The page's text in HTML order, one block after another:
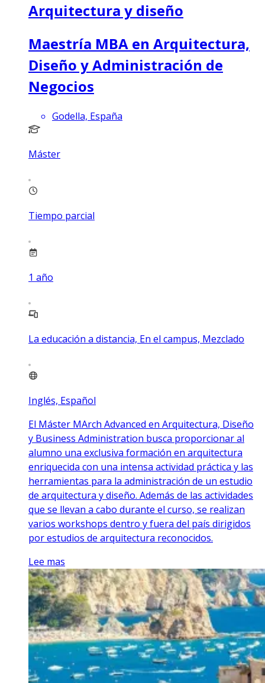
Arquitectura y diseño
Maestría MBA en Arquitectura,
Diseño y Administración de
Negocios
Godella, España
Máster
Tiempo parcial
1 año
La educación a distancia, En el campus, Mezclado
Inglés, Español
El Máster MArch Advanced en Arquitectura, Diseño
y Business Administration busca proporcionar al
alumno una exclusiva formación en arquitectura
enriquecida con una intensa actividad práctica y las
herramientas para la administración de un estudio
de arquitectura y diseño. Además de las actividades
que se llevan a cabo durante el curso, se realizan
varios workshops dentro y fuera del país dirigidos
por estudios de arquitectura reconocidos.
Lee mas